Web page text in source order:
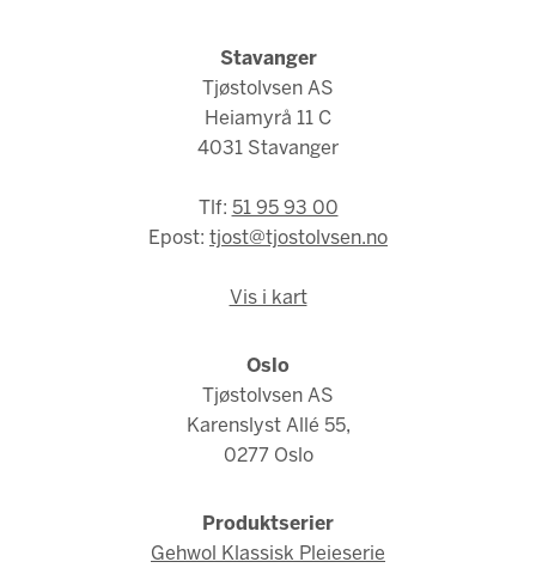
Stavanger
Tjøstolvsen AS
Heiamyrå 11 C
4031 Stavanger
Tlf: 51 95 93 00
Epost: tjost@tjostolvsen.no
Vis i kart
Oslo
Tjøstolvsen AS
Karenslyst Allé 55,
0277 Oslo
Produktserier
Gehwol Klassisk Pleieserie